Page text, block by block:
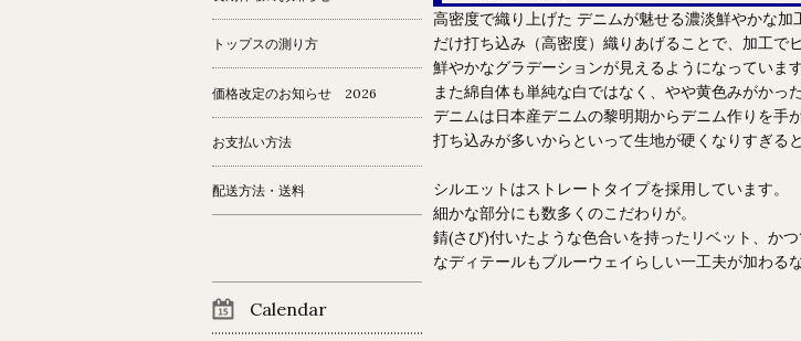
高密度で織り上げた デニムが魅せる濃淡鮮やかな
だけ打ち込み（高密度）織りあげることで、加工で
鮮やかなグラデーションが見えるようになっています
また綿自体も単純な白ではなく、やや黄色みがかっ
デニムは日本産デニムの黎明期からデニム作りを手
打ち込みが多いからといって生地が硬くなりすぎる
シルエットはストレートタイプを採用しています。
細かな部分にも数多くのこだわりが。
錆(さび)付いたような色合いを持ったリベット、か
なディテールもブルーウェイらしい一工夫が加わる
トップスの測り方
価格改定のお知らせ 2026
お支払い方法
配送方法・送料
Calendar